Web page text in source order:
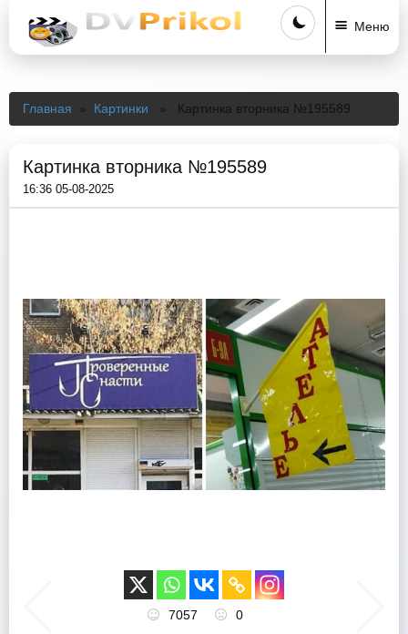
Меню
Главная » Картинки » Картинка вторника №195589
Картинка вторника №195589
16:36 05-08-2025
7057 0